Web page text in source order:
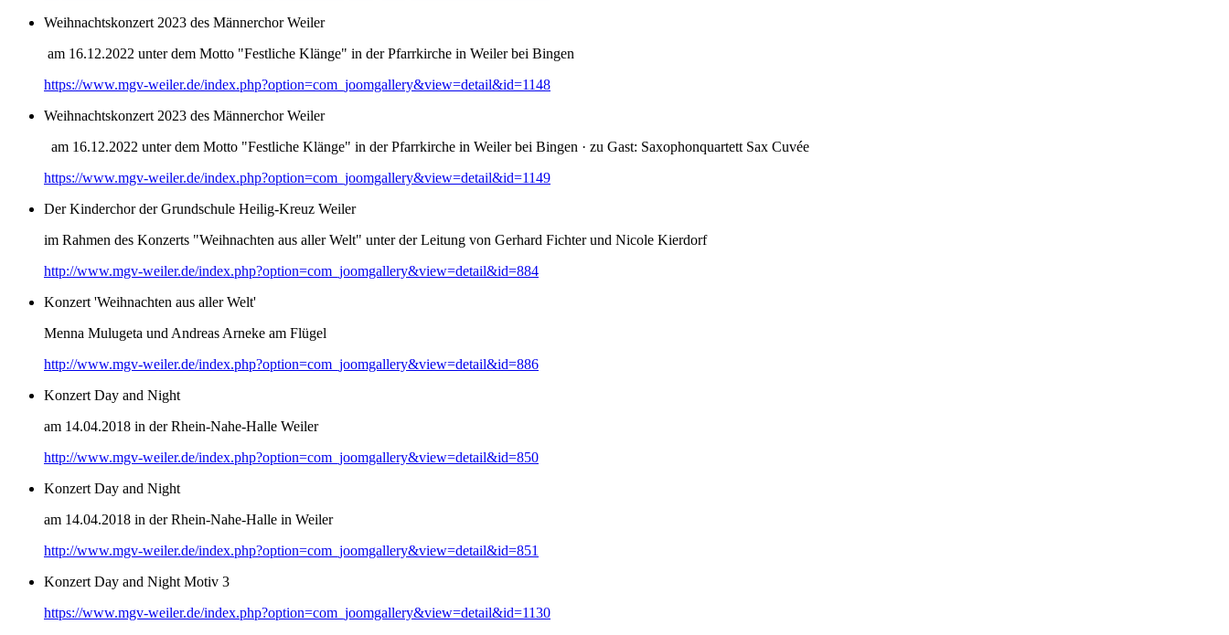
Weihnachtskonzert 2023 des Männerchor Weiler
am 16.12.2022 unter dem Motto "Festliche Klänge" in der Pfarrkirche in Weiler bei Bingen
https://www.mgv-weiler.de/index.php?option=com_joomgallery&view=detail&id=1148
Weihnachtskonzert 2023 des Männerchor Weiler
am 16.12.2022 unter dem Motto "Festliche Klänge" in der Pfarrkirche in Weiler bei Bingen · zu Gast: Saxophonquartett Sax Cuvée
https://www.mgv-weiler.de/index.php?option=com_joomgallery&view=detail&id=1149
Der Kinderchor der Grundschule Heilig-Kreuz Weiler
im Rahmen des Konzerts "Weihnachten aus aller Welt" unter der Leitung von Gerhard Fichter und Nicole Kierdorf
http://www.mgv-weiler.de/index.php?option=com_joomgallery&view=detail&id=884
Konzert 'Weihnachten aus aller Welt'
Menna Mulugeta und Andreas Arneke am Flügel
http://www.mgv-weiler.de/index.php?option=com_joomgallery&view=detail&id=886
Konzert Day and Night
am 14.04.2018 in der Rhein-Nahe-Halle Weiler
http://www.mgv-weiler.de/index.php?option=com_joomgallery&view=detail&id=850
Konzert Day and Night
am 14.04.2018 in der Rhein-Nahe-Halle in Weiler
http://www.mgv-weiler.de/index.php?option=com_joomgallery&view=detail&id=851
Konzert Day and Night Motiv 3
https://www.mgv-weiler.de/index.php?option=com_joomgallery&view=detail&id=1130